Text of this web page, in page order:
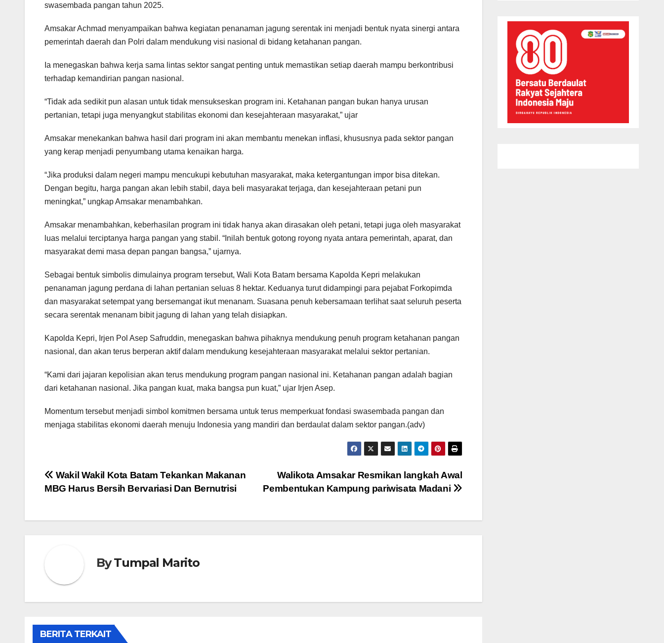
swasembada pangan tahun 2025.
Amsakar Achmad menyampaikan bahwa kegiatan penanaman jagung serentak ini menjadi bentuk nyata sinergi antara
pemerintah daerah dan Polri dalam mendukung visi nasional di bidang ketahanan pangan.
Ia menegaskan bahwa kerja sama lintas sektor sangat penting untuk memastikan setiap daerah mampu berkontribusi
terhadap kemandirian pangan nasional.
“Tidak ada sedikit pun alasan untuk tidak mensukseskan program ini. Ketahanan pangan bukan hanya urusan
pertanian, tetapi juga menyangkut stabilitas ekonomi dan kesejahteraan masyarakat,” ujar
Amsakar menekankan bahwa hasil dari program ini akan membantu menekan inflasi, khususnya pada sektor pangan
yang kerap menjadi penyumbang utama kenaikan harga.
“Jika produksi dalam negeri mampu mencukupi kebutuhan masyarakat, maka ketergantungan impor bisa ditekan.
Dengan begitu, harga pangan akan lebih stabil, daya beli masyarakat terjaga, dan kesejahteraan petani pun
meningkat,” ungkap Amsakar menambahkan.
Amsakar menambahkan, keberhasilan program ini tidak hanya akan dirasakan oleh petani, tetapi juga oleh masyarakat
luas melalui terciptanya harga pangan yang stabil. “Inilah bentuk gotong royong nyata antara pemerintah, aparat, dan
masyarakat demi masa depan pangan bangsa,” ujarnya.
Sebagai bentuk simbolis dimulainya program tersebut, Wali Kota Batam bersama Kapolda Kepri melakukan
penanaman jagung perdana di lahan pertanian seluas 8 hektar. Keduanya turut didampingi para pejabat Forkopimda
dan masyarakat setempat yang bersemangat ikut menanam. Suasana penuh kebersamaan terlihat saat seluruh peserta
secara serentak menanam bibit jagung di lahan yang telah disiapkan.
Kapolda Kepri, Irjen Pol Asep Safruddin, menegaskan bahwa pihaknya mendukung penuh program ketahanan pangan
nasional, dan akan terus berperan aktif dalam mendukung kesejahteraan masyarakat melalui sektor pertanian.
“Kami dari jajaran kepolisian akan terus mendukung program pangan nasional ini. Ketahanan pangan adalah bagian
dari ketahanan nasional. Jika pangan kuat, maka bangsa pun kuat,” ujar Irjen Asep.
Momentum tersebut menjadi simbol komitmen bersama untuk terus memperkuat fondasi swasembada pangan dan
menjaga stabilitas ekonomi daerah menuju Indonesia yang mandiri dan berdaulat dalam sektor pangan.(adv)
Navigasi
Walikota Amsakar Resmikan langkah Awal
Pembentukan Kampung pariwisata Madani
Wakil Wakil Kota Batam Tekankan Makanan
MBG Harus Bersih Bervariasi Dan Bernutrisi
ByTumpal Marito
BERITA TERKAIT